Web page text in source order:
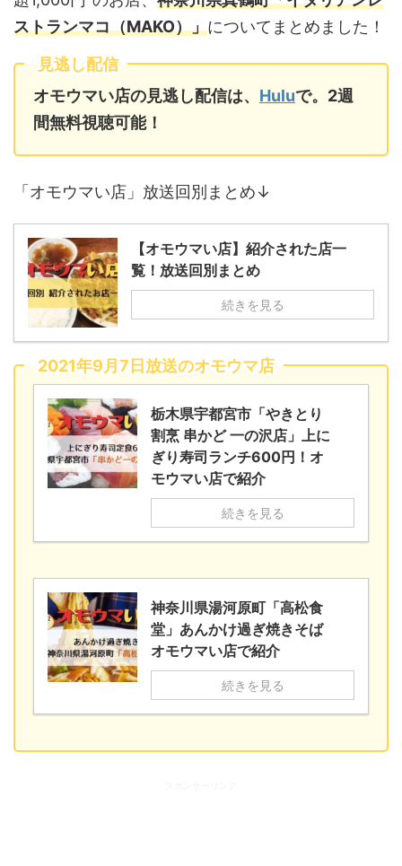
ストランマコ（MAKO）」についてまとめました！
見逃し配信
オモウマい店の見逃し配信は、 Huluで。2週
間無料視聴可能！
「オモウマい店」放送回別まとめ↓
【オモウマい店】紹介された店一
覧！放送回別まとめ
続きを見る
2021年9月7日放送のオモウマ店
栃木県宇都宮市「やきとり
割烹 串かど 一の沢店」上に
ぎり寿司ランチ600円！オ
モウマい店で紹介
続きを見る
神奈川県湯河原町「高松食
堂」あんかけ過ぎ焼きそば
オモウマい店で紹介
続きを見る